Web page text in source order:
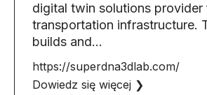
digital twin solutions provider
transportation infrastructure.
builds and...
https://superdna3dlab.com/
Dowiedz się więcej ❯